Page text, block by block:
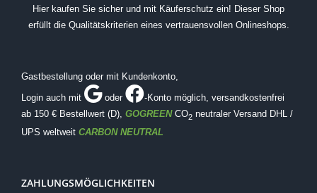
Hier kaufen Sie sicher und mit Käuferschutz ein! Dieser Shop
erfüllt die Qualitätskriterien eines vertrauensvollen Onlineshops.
Gastbestellung oder mit Kundenkonto,
Login auch mit
oder -Konto möglich, versandkostenfrei
ab 150 € Bestellwert (D), GOGREENCO2 neutraler Versand DHL /
UPS weltweit CARBON NEUTRAL
ZAHLUNGSMÖGLICHKEITEN